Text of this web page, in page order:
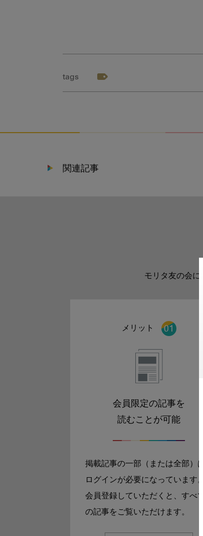
tags
関連記事
モリタ友の会に
メリット
会員限定の記事を
読むことが可能
掲載記事の一部（または全部）は
ログインが必要になっています。
会員登録していただくと、すべて
の記事をご覧いただけます。